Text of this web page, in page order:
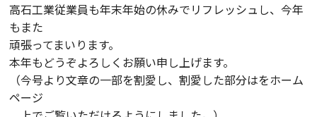
高石工業従業員も年末年始の休みでリフレッシュし、今年
もまた
頑張ってまいります。
本年もどうぞよろしくお願い申し上げます。
（今号より文章の一部を割愛し、割愛した部分はをホーム
ページ